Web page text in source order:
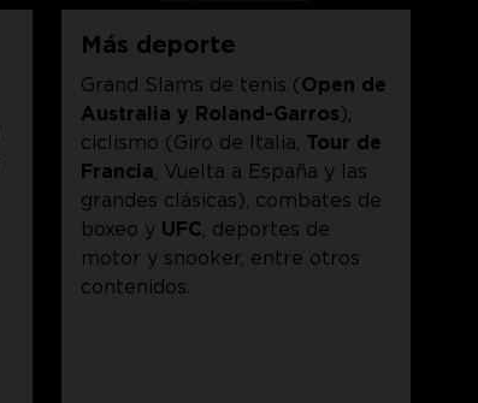
Más deporte
Grand Slams de tenis (Open de
Australia y Roland-Garros),
ciclismo (Giro de Italia, Tour de
Francia , Vuelta a España y las
grandes clásicas), combates de
boxeo y UFC , deportes de
motor y snooker, entre otros
contenidos.